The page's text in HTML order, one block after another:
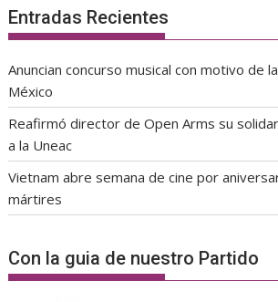
Entradas Recientes
Anuncian concurso musical con motivo de
México
Reafirmó director de Open Arms su
a la Uneac
Vietnam abre semana de cine por
mártires
Con la guia de nuestro Partido